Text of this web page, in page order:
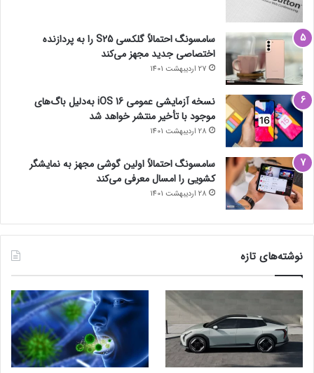
سامسونگ احتمالاً گلکسی S25 را به پردازنده
اختصاصی جدید مجهز می‌کند
27 اردیبهشت 1401
نسخه آزمایشی عمومی iOS 16 به‌دلیل باگ‌های
موجود با تأخیر منتشر خواهد شد
28 اردیبهشت 1401
سامسونگ احتمالاً اولین گوشی مجهز به نمایشگر
کشویی را امسال معرفی می‌کند
28 اردیبهشت 1401
نوشته‌های تازه